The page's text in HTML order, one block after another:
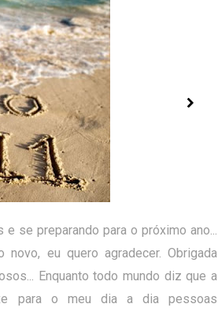
se preparando para o próximo ano...
eu quero agradecer. Obrigada
Enquanto todo mundo diz que a
para o meu dia a dia pessoas